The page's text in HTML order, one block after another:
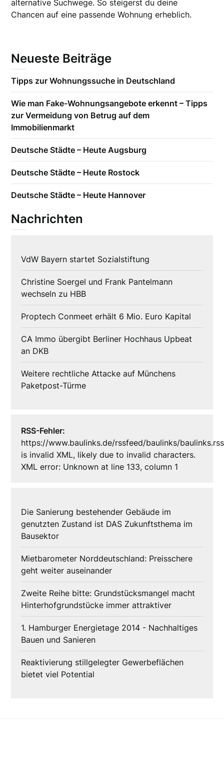
alternative Suchwege. So steigerst du deine
Chancen auf eine passende Wohnung erheblich.
Neueste Beiträge
Tipps zur Wohnungssuche in Deutschland
Wie man Fake-Wohnungsangebote erkennt – Tipps
zur Vermeidung von Betrug auf dem
Immobilienmarkt
Deutsche Städte – Heute Augsburg
Deutsche Städte – Heute Rostock
Deutsche Städte – Heute Hannover
Nachrichten
VdW Bayern startet Sozialstiftung
Christine Soergel und Frank Pantelmann
wechseln zu HBB
Proptech Conmeet erhält 6 Mio. Euro Kapital
CA Immo übergibt Berliner Hochhaus Upbeat
an DKB
Weitere rechtliche Attacke auf Münchens
Paketpost-Türme
RSS-Fehler:
https://www.baulinks.de/rssfeed/baulinks/baulinks.rss
is invalid XML, likely due to invalid characters.
XML error: Unknown at line 133, column 1
Die Sanierung bestehender Gebäude im
genutzten Zustand ist DAS Zukunftsthema im
Bausektor
Mietbarometer Norddeutschland: Preisschere
geht weiter auseinander
Zweite Reihe bitte: Grundstücksmangel macht
Hinterhofgrundstücke immer attraktiver
1. Hamburger Energietage 2014 - Nachhaltiges
Bauen und Sanieren
Reaktivierung stillgelegter Gewerbeflächen
bietet viel Potential